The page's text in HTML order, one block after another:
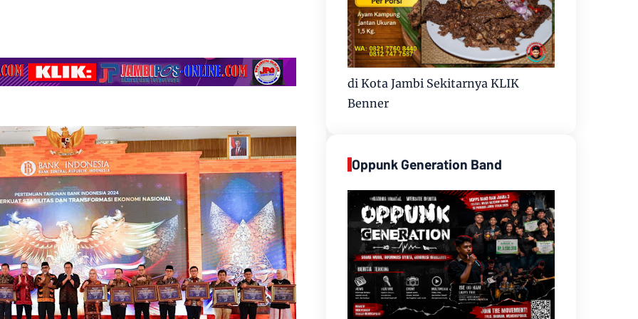
di Kota Jambi Sekitarnya KLIK
Benner
Oppunk Generation Band